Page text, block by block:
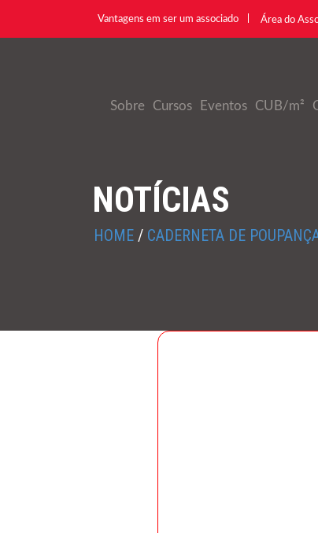
Vantagens em ser um associado Área do
Sobre Cursos Eventos CUB/m²
NOTÍCIAS
HOME / CADERNETA DE